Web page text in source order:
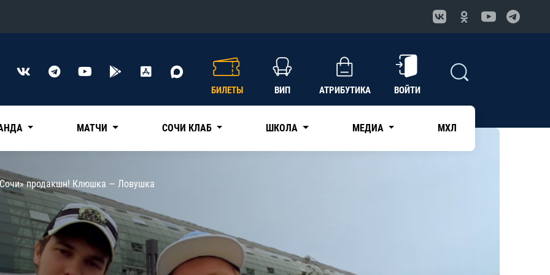
Конференция «Восток»
Трактор
Дивизион Чернышева
Авангард
Адмирал
КХЛ
БИЛЕТЫ ВИП АТРИБУТИКА ВОЙТИ
МАТЧИ СОЧИ КЛАБ ШКОЛА МЕДИА МХЛ
продакшн! Клюшка — Ловушка